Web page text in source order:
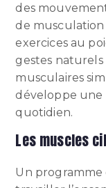
des
de musculation
exercices au
gestes
musculaires
développe une
quotidien.
Les muscles
Un